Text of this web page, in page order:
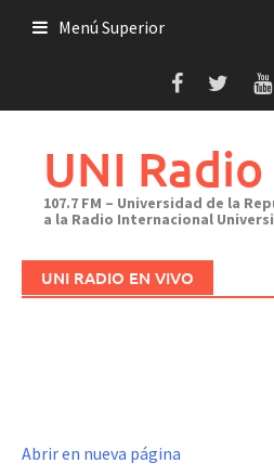
Menú Superior
UNI Radio
107.7 FM – Universidad de la
a la Radio Internacional
UNI RADIO EN VIVO
Abrir en nueva página